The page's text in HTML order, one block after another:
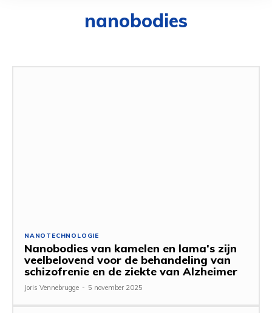
nanobodies
NANOTECHNOLOGIE
Nanobodies van kamelen en lama’s zijn
veelbelovend voor de behandeling van
schizofrenie en de ziekte van Alzheimer
Joris Vennebrugge - 5 november 2025